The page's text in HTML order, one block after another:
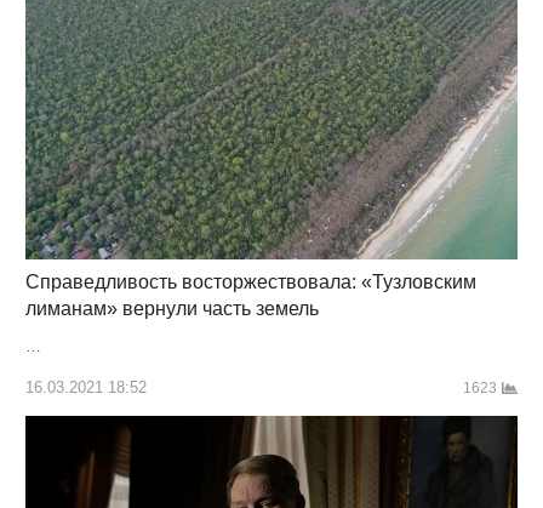
Справедливость восторжествовала: «Тузловским
лиманам» вернули часть земель
…
16.03.2021 18:52 1623